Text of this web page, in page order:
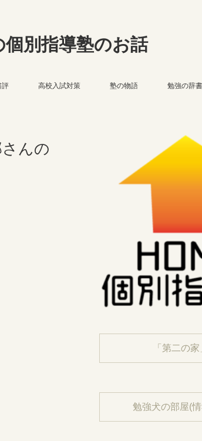
個別指導塾のお話
評 高校入試対策 塾の物語 勉強の辞書
んの
「第二の
勉強犬の部屋(